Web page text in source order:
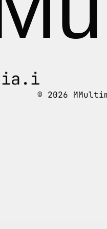
© 2026